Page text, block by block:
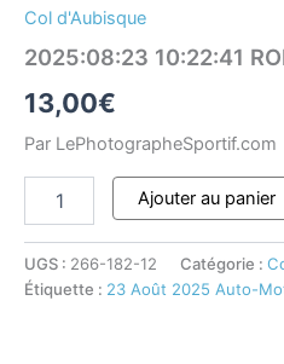
Col d'Aubisque
2025:08:23 10:22:41
13,00€
Par LePhotographeSportif.com
Ajouter au panier
UGS : 266-182-12 Catégorie :
Étiquette : 23 Août 2025 Auto-